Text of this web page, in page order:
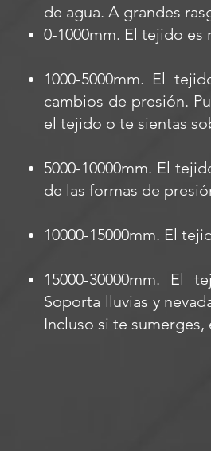
de agua. A grandes
0-1000mm. El tejido
1000-5000mm. El
cambios de presión.
el tejido o te sientas
5000-10000mm. El
de las formas de
10000-15000mm. El
15000-30000mm. El
Soporta lluvias y
Incluso si te